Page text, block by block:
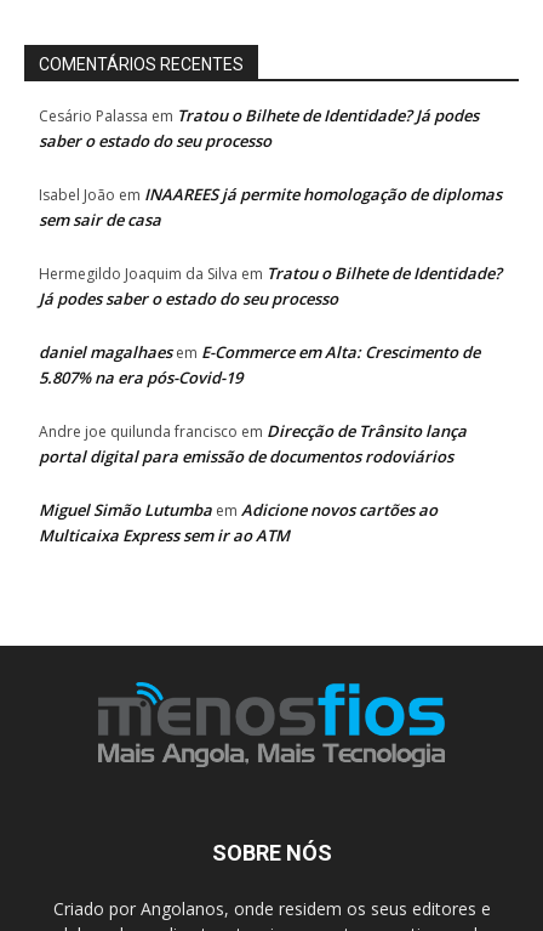
COMENTÁRIOS RECENTES
Cesário Palassa em Tratou o Bilhete de Identidade? Já podes
saber o estado do seu processo
Isabel João em INAAREES já permite homologação de diplomas
sem sair de casa
Hermegildo Joaquim da Silva em Tratou o Bilhete de Identidade?
Já podes saber o estado do seu processo
daniel magalhaesem E-Commerce em Alta: Crescimento de
5.807% na era pós-Covid-19
Andre joe quilunda francisco em Direcção de Trânsito lança
portal digital para emissão de documentos rodoviários
Miguel Simão Lutumba em Adicione novos cartões ao
Multicaixa Express sem ir ao ATM
SOBRE NÓS
Criado por Angolanos, onde residem os seus editores e